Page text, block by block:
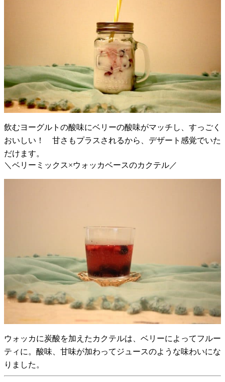
飲むヨーグルトの酸味にベリーの酸味がマッチし、すっごく
おいしい！ 甘さもプラスされるから、デザート感覚でいた
だけます。
＼ベリーミックス×ウォッカベースのカクテル／
ウォッカに炭酸を加えたカクテルは、ベリーによってフルー
ティに。酸味、甘味が加わってジュースのような味わいにな
りました。